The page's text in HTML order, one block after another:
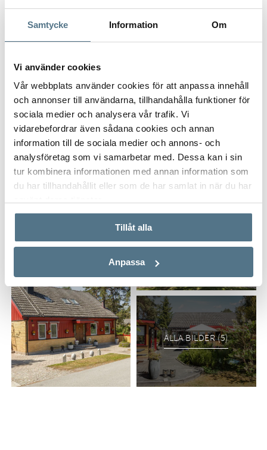
Samtycke Information Om
Vi använder cookies
Vår webbplats använder cookies för att anpassa innehåll
och annonser till användarna, tillhandahålla funktioner för
sociala medier och analysera vår trafik. Vi
vidarebefordrar även sådana cookies och annan
information till de sociala medier och annons- och
analysföretag som vi samarbetar med. Dessa kan i sin
tur kombinera informationen med annan information som
du har tillhandahållit eller som de har samlat in när du har
Tillåt alla
Anpassa
Ange ditt postnummer (5 siffror utan mellanslag)
ALLA BILDER (5)